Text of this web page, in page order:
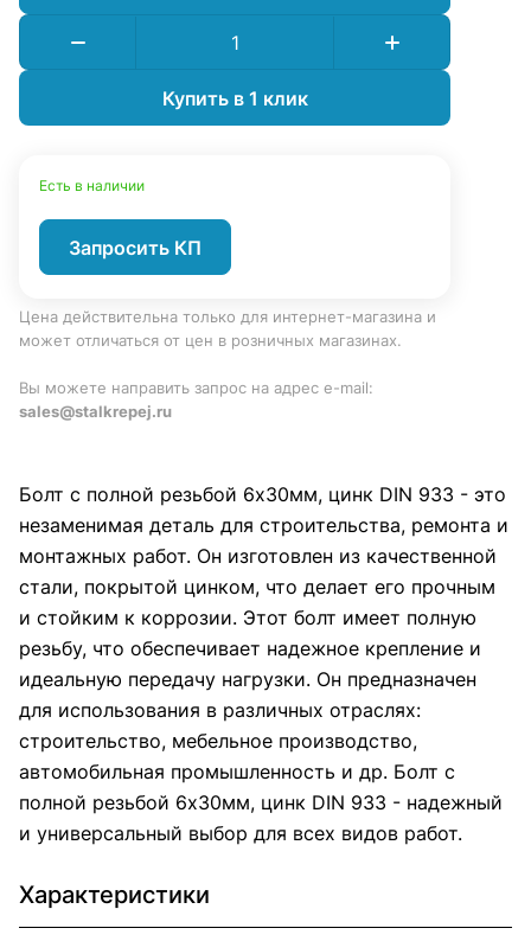
Купить в 1 клик
Есть в наличии
Запросить КП
Цена действительна только для интернет-магазина и
может отличаться от цен в розничных магазинах.
Вы можете направить запрос на адрес e-mail:
sales@stalkrepej.ru
Болт с полной резьбой 6х30мм, цинк DIN 933 - это
незаменимая деталь для строительства, ремонта и
монтажных работ. Он изготовлен из качественной
стали, покрытой цинком, что делает его прочным
и стойким к коррозии. Этот болт имеет полную
резьбу, что обеспечивает надежное крепление и
идеальную передачу нагрузки. Он предназначен
для использования в различных отраслях:
строительство, мебельное производство,
автомобильная промышленность и др. Болт с
полной резьбой 6х30мм, цинк DIN 933 - надежный
и универсальный выбор для всех видов работ.
Характеристики